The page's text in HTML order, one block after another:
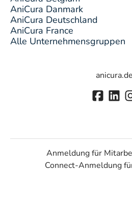
AniCura Danmark
AniCura Deutschland
AniCura France
Alle Unternehmensgruppen
anicura.de
Anmeldung für
Connect-Anmeldung